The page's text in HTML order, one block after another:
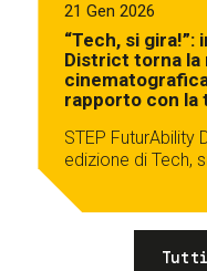
21 Gen 2026
“Tech, si gira!”:
District torna la
rapporto con la
STEP FuturAbility
edizione di Tech,